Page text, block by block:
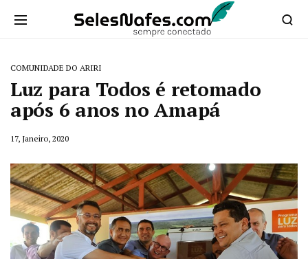
COMUNIDADE DO ARIRI
Luz para Todos é retomado
após 6 anos no Amapá
17, Janeiro, 2020